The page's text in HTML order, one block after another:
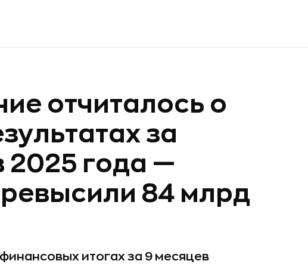
отчиталось о
за
2025 года —
84 млрд
итогах за 9 месяцев